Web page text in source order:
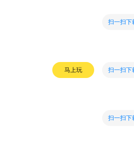
扫一扫下
马上玩 扫一扫下
扫一扫下